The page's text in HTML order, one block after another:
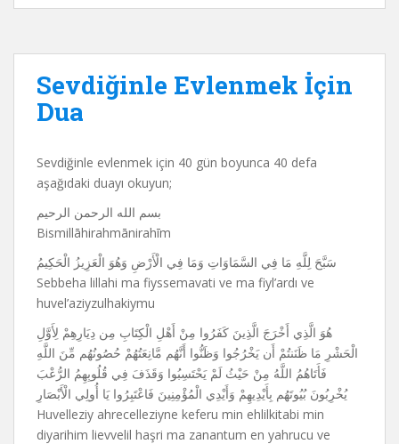
Sevdiğinle Evlenmek İçin
Dua
Sevdiğinle evlenmek için 40 gün boyunca 40 defa
aşağıdaki duayı okuyun;
بسم الله الرحمن الرحيم
Bismillāhirahmānirahīm
سَبَّحَ لِلَّهِ مَا فِي السَّمَاوَاتِ وَمَا فِي الْأَرْضِ وَهُوَ الْعَزِيزُ الْحَكِيمُ
Sebbeha lillahi ma fiyssemavati ve ma fiyl’ardı ve
huvel’aziyzulhakiymu
هُوَ الَّذِي أَخْرَجَ الَّذِينَ كَفَرُوا مِنْ أَهْلِ الْكِتَابِ مِن دِيَارِهِمْ لِأَوَّلِ
الْحَشْرِ مَا ظَنَنتُمْ أَن يَخْرُجُوا وَظَنُّوا أَنَّهُم مَّانِعَتُهُمْ حُصُونُهُم مِّنَ اللَّهِ
فَأَتَاهُمُ اللَّهُ مِنْ حَيْثُ لَمْ يَحْتَسِبُوا وَقَذَفَ فِي قُلُوبِهِمُ الرُّعْبَ
يُخْرِبُونَ بُيُوتَهُم بِأَيْدِيهِمْ وَأَيْدِي الْمُؤْمِنِينَ فَاعْتَبِرُوا يَا أُولِي الْأَبْصَارِ
Huvelleziy ahrecelleziyne keferu min ehlilkitabi min
diyarihim lievvelil haşri ma zanantum en yahrucu ve